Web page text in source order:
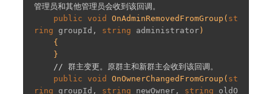
管理员和其他管理员会收到该回调。
public void OnAdminRemovedFromGroup ( st
ring groupId, string administrator )
{
// 群主变更。原群主和新群主会收到该回调。
public void OnOwnerChangedFromGroup ( st
ring groupId, string newOwner, string oldO